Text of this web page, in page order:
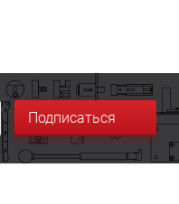
Подписаться